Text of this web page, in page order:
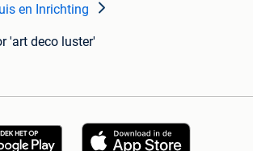
en Inrichting
'art deco luster'